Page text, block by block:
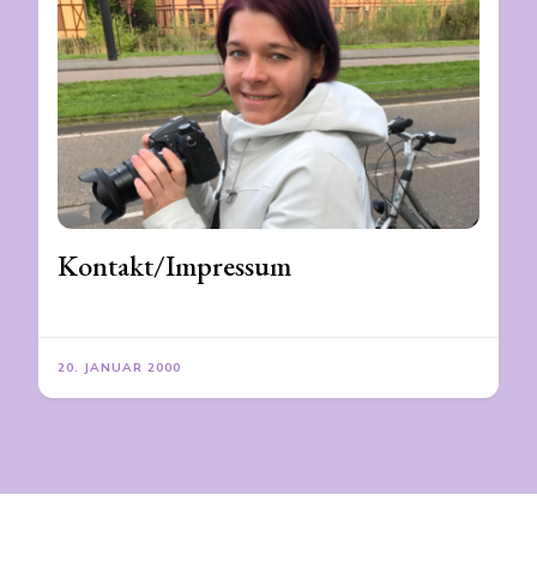
Kontakt/Impressum
20. JANUAR 2000